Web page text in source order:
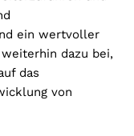
ein wertvoller
dazu bei,
das
von